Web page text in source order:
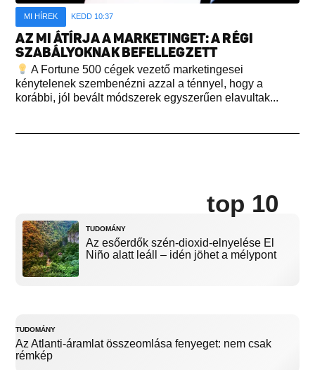
MI HÍREK KEDD 10:37
AZ MI ÁTÍRJA A MARKETINGET: A RÉGI
SZABÁLYOKNAK BEFELLEGZETT
A Fortune 500 cégek vezető marketingesei
kénytelenek szembenézni azzal a ténnyel, hogy a
korábbi, jól bevált módszerek egyszerűen elavultak...
top 10
TUDOMÁNY
Az esőerdők szén-dioxid-elnyelése El
Niño alatt leáll – idén jöhet a mélypont
TUDOMÁNY
Az Atlanti-áramlat összeomlása fenyeget: nem csak
rémkép